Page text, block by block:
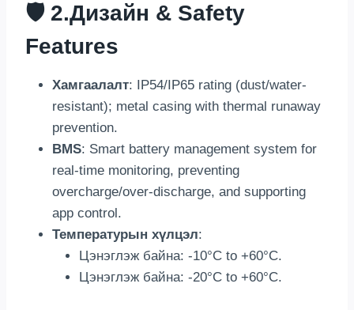
🛡️ 2.Дизайн & Safety
Features
Хамгаалалт: IP54/IP65 rating (dust/water-
resistant); metal casing with thermal runaway
prevention.
BMS: Smart battery management system for
real-time monitoring, preventing
overcharge/over-discharge, and supporting
app control.
Температурын хүлцэл:
Цэнэглэж байна: -10°C to +60°C.
Цэнэглэж байна: -20°C to +60°C.